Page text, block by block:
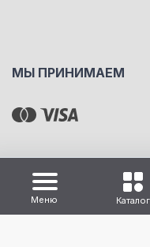
МЫ ПРИНИМАЕМ
Меню Каталог